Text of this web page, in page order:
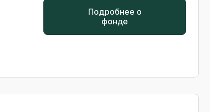
Подробнее о
фонде